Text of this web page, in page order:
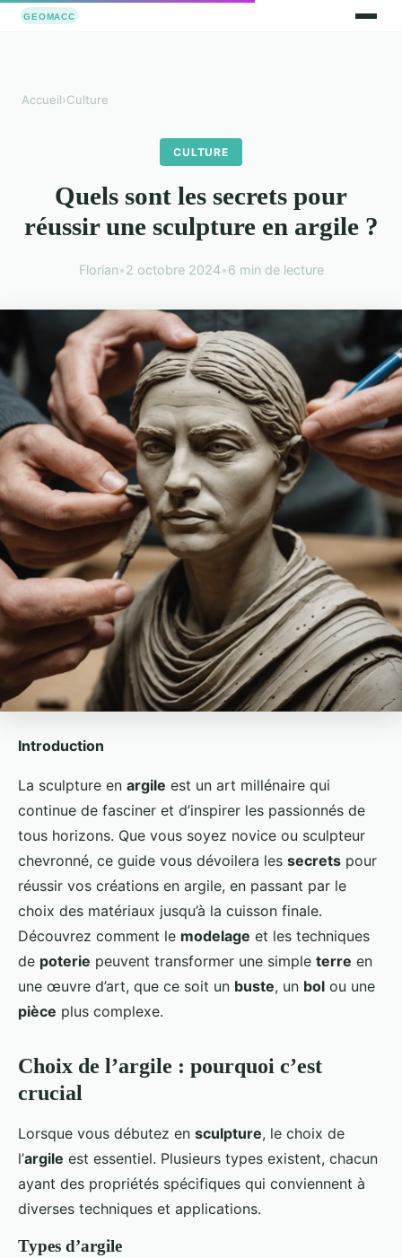
Accueil›Culture
CULTURE
Quels sont les secrets pour
réussir une sculpture en argile ?
Florian•2 octobre 2024•6 min de lecture
Introduction
La sculpture en argile est un art millénaire qui
continue de fasciner et d’inspirer les passionnés de
tous horizons. Que vous soyez novice ou sculpteur
chevronné, ce guide vous dévoilera les secrets pour
réussir vos créations en argile, en passant par le
choix des matériaux jusqu’à la cuisson finale.
Découvrez comment le modelage et les techniques
de poterie peuvent transformer une simple terre en
une œuvre d’art, que ce soit un buste, un bol ou une
pièce plus complexe.
Choix de l’argile : pourquoi c’est
crucial
Lorsque vous débutez en sculpture, le choix de
l’argile est essentiel. Plusieurs types existent, chacun
ayant des propriétés spécifiques qui conviennent à
diverses techniques et applications.
Types d’argile